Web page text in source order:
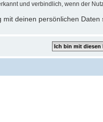
und verbindlich, wenn der
deinen persönlichen